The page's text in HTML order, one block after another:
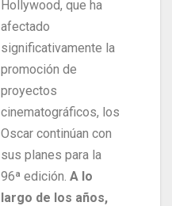
Hollywood, que ha
afectado
significativamente la
promoción de
proyectos
cinematográficos, los
Oscar continúan con
sus planes para la
96ª edición. A lo
largo de los años,